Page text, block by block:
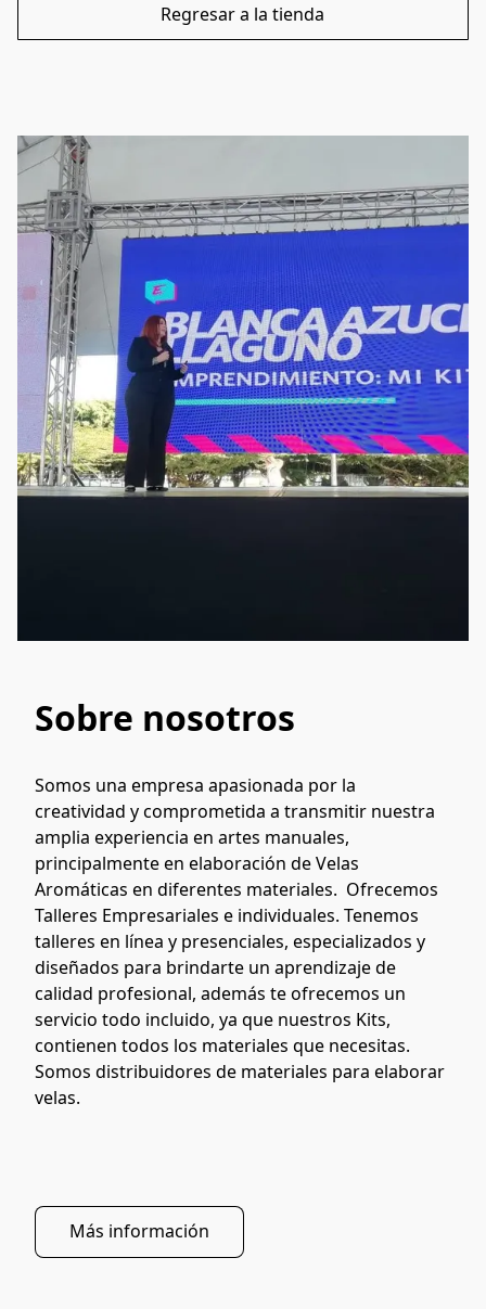
Regresar a la tienda
Sobre nosotros
Somos una empresa apasionada por la
creatividad y comprometida a transmitir nuestra
amplia experiencia en artes manuales,
principalmente en elaboración de Velas
Aromáticas en diferentes materiales.  Ofrecemos
Talleres Empresariales e individuales. Tenemos
talleres en línea y presenciales, especializados y
diseñados para brindarte un aprendizaje de
calidad profesional, además te ofrecemos un
servicio todo incluido, ya que nuestros Kits,
contienen todos los materiales que necesitas.
Somos distribuidores de materiales para elaborar
velas.
Más información